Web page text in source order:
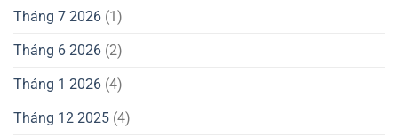
Tháng 7 2026 (1)
Tháng 6 2026 (2)
Tháng 1 2026 (4)
Tháng 12 2025 (4)